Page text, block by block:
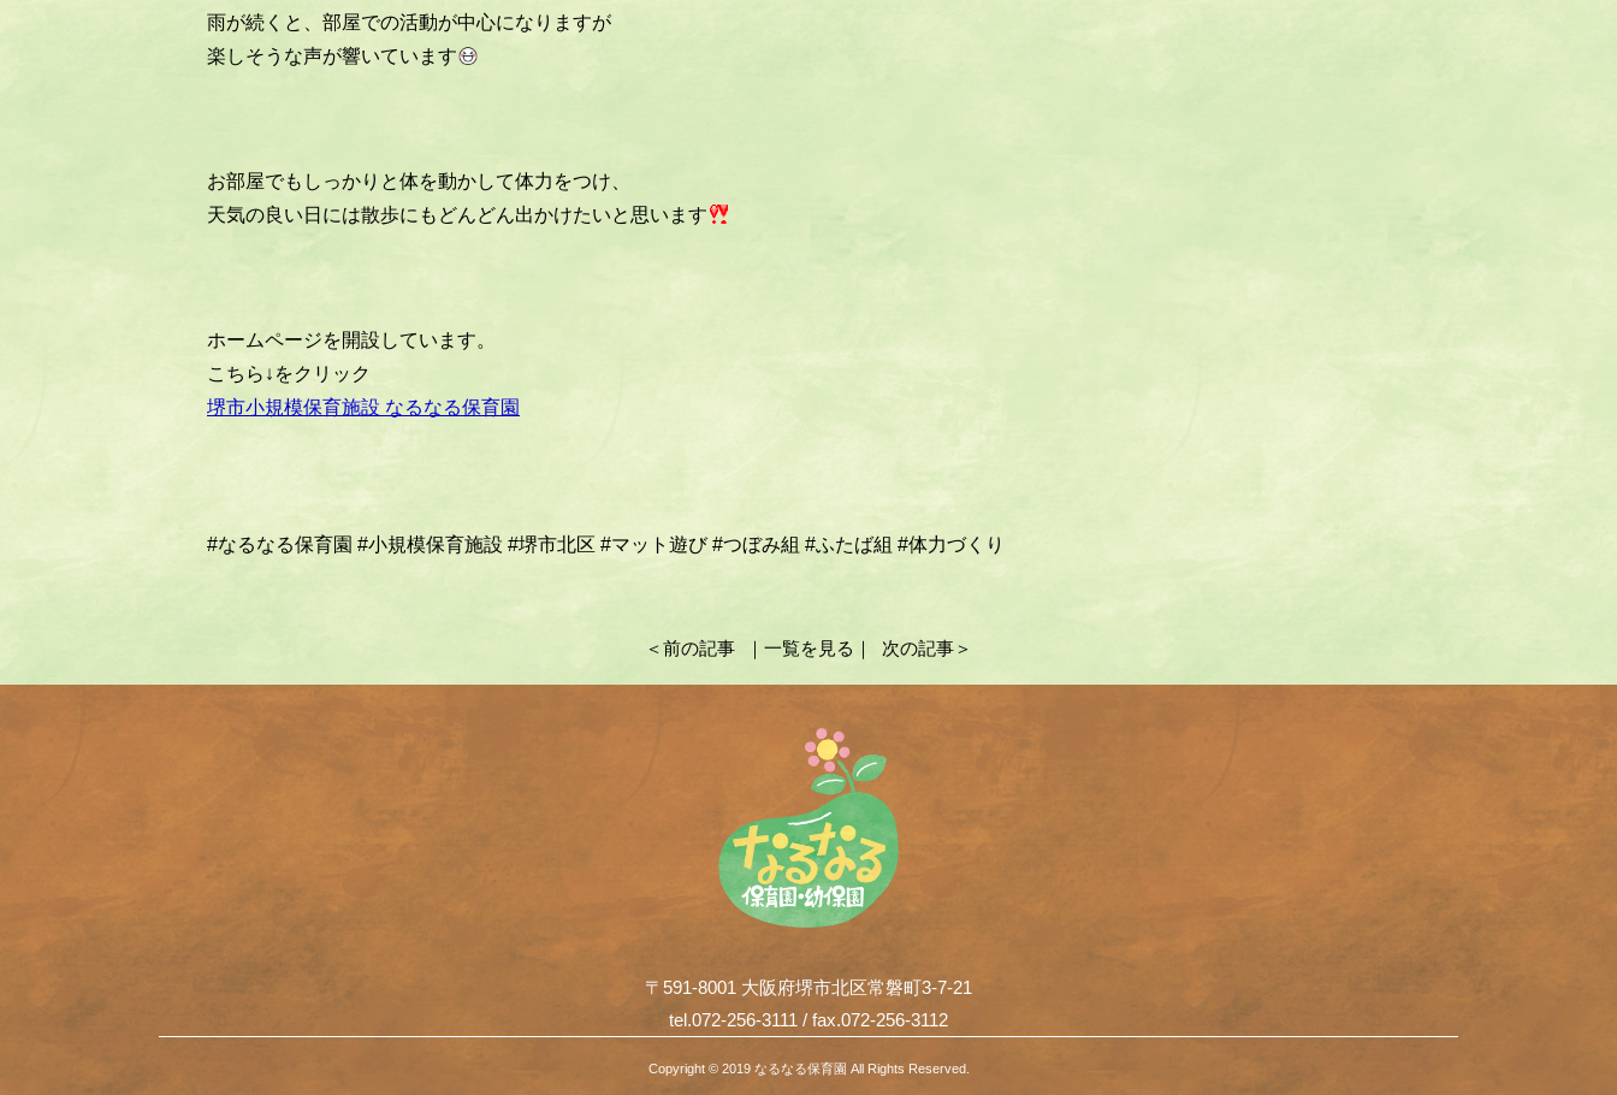
雨が続くと、部屋での活動が中心になりますが
楽しそうな声が響いています
お部屋でもしっかりと体を動かして体力をつけ、
天気の良い日には散歩にもどんどん出かけたいと思います
ホームページを開設しています。
こちら↓をクリック
堺市小規模保育施設 なるなる保育園
#なるなる保育園 #小規模保育施設 #堺市北区 #マット遊び #つぼみ組 #ふたば組 #体力づくり
稿
＜前の記事 次の記事＞
｜一覧を見る｜
〒591-8001 大阪府堺市北区常磐町3-7-21
tel.072-256-3111 / fax.072-256-3112
Copyright © 2019 なるなる保育園 All Rights Reserved.